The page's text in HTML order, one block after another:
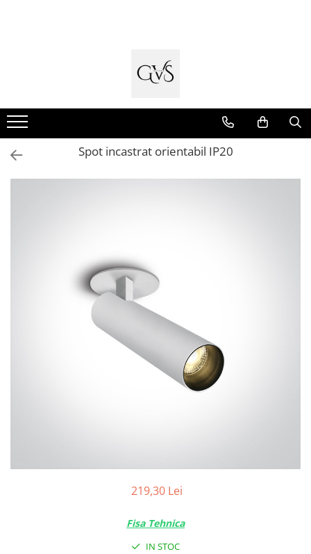
Conductori - Fy - Myf
Cabluri tip Cordon (MYYM)
Cabluri tip CYY-F
Cabluri Bransament
Cabluri Alarmă - Incendiu
Tablouri si Sigurante
Tablouri Organizare
Relee de comanda si supraveghere
Spot incastrat orientabil IP20
219,30 Lei
Fisa Tehnica
IN STOC